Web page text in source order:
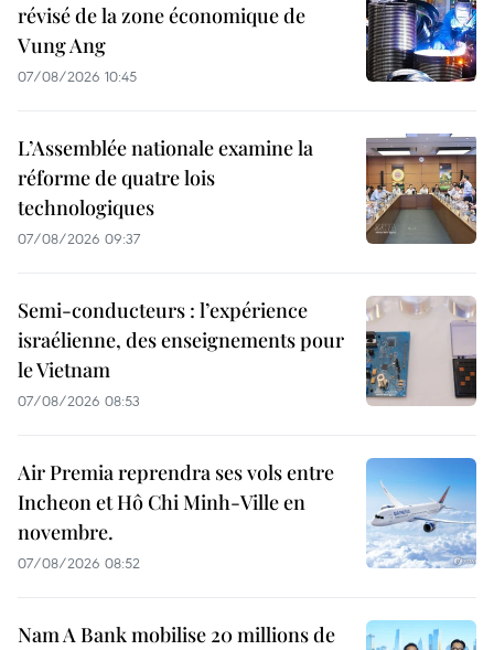
révisé de la zone économique de
Vung Ang
07/08/2026 10:45
L’Assemblée nationale examine la
réforme de quatre lois
technologiques
07/08/2026 09:37
Semi-conducteurs : l’expérience
israélienne, des enseignements pour
le Vietnam
07/08/2026 08:53
Air Premia reprendra ses vols entre
Incheon et Hô Chi Minh-Ville en
novembre.
07/08/2026 08:52
Nam A Bank mobilise 20 millions de